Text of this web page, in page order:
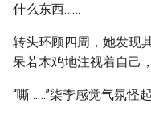
什么东西……
转头环顾四周，她发现
呆若木鸡地注视着自己
“嘶……”柒季感觉气氛怪起